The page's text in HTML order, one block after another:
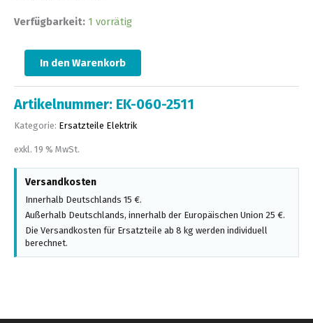
Verfügbarkeit: 1 vorrätig
In den Warenkorb
Artikelnummer: EK-060-2511
Kategorie: Ersatzteile Elektrik
exkl. 19 % MwSt.
Versandkosten
Innerhalb Deutschlands 15 €.
Außerhalb Deutschlands, innerhalb der Europäischen Union 25 €.
Die Versandkosten für Ersatzteile ab 8 kg werden individuell
berechnet.